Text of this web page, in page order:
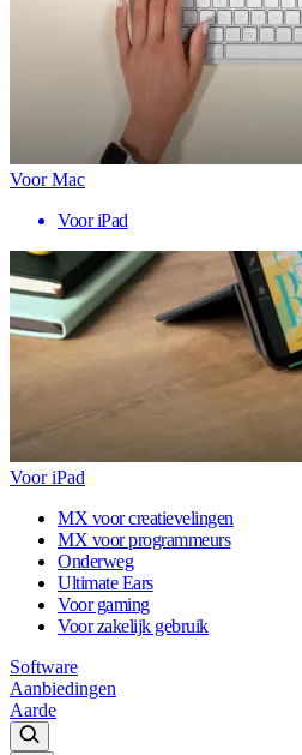
Voor Mac
Voor iPad
Voor iPad
MX voor creatievelingen
MX voor programmeurs
Onderweg
Ultimate Ears
Voor gaming
Voor zakelijk gebruik
Software
Aanbiedingen
Aarde